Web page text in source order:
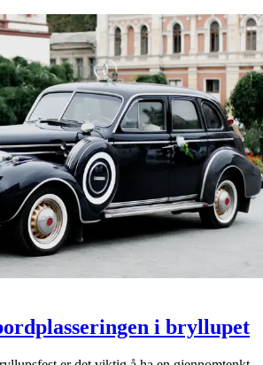
i bryllupet